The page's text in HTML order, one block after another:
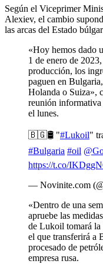
Según el Viceprimer
Alexiev, el cambio
las arcas del Estado
«Hoy hemos dado
1 de enero de
producción, los
paguen en
Holanda o Suiza»,
reunión informativa
el lunes.
🇧🇬🛢️ "#Lukoil"
#Bulgaria #oil
https://t.co/
— Novinite.com
«Dentro de una
apruebe las
de Lukoil tomará la
el que transferirá a
procesado de
empresa rusa.